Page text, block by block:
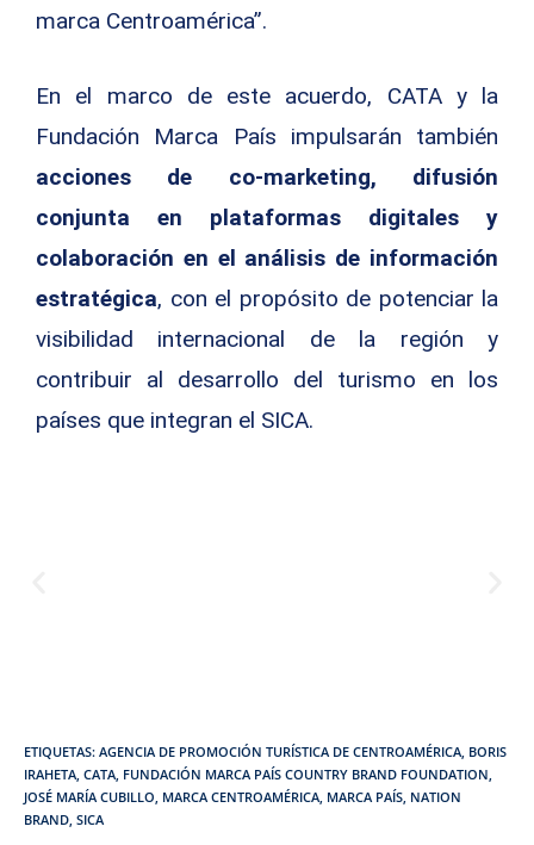
marca Centroamérica”.
En el marco de este acuerdo, CATA y la
Fundación Marca País impulsarán también
acciones de co-marketing, difusión
conjunta en plataformas digitales y
colaboración en el análisis de información
estratégica, con el propósito de potenciar la
visibilidad internacional de la región y
contribuir al desarrollo del turismo en los
países que integran el SICA.
ETIQUETAS: AGENCIA DE PROMOCIÓN TURÍSTICA DE CENTROAMÉRICA BORIS
IRAHETA CATA FUNDACIÓN MARCA PAÍS COUNTRY BRAND FOUNDATION
JOSÉ MARÍA CUBILLO MARCA CENTROAMÉRICA MARCA PAÍS NATION
BRAND SICA